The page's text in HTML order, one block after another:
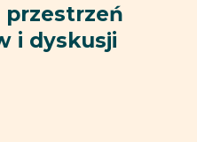
przestrzeń
i dyskusji